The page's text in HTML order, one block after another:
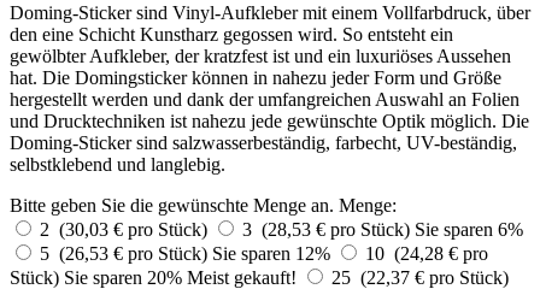
Doming-Sticker sind Vinyl-Aufkleber mit einem Vollfarbdruck, über
den eine Schicht Kunstharz gegossen wird. So entsteht ein
gewölbter Aufkleber, der kratzfest ist und ein luxuriöses Aussehen
hat. Die Domingsticker können in nahezu jeder Form und Größe
hergestellt werden und dank der umfangreichen Auswahl an Folien
und Drucktechniken ist nahezu jede gewünschte Optik möglich. Die
Doming-Sticker sind salzwasserbeständig, farbecht, UV-beständig,
selbstklebend und langlebig.
Bitte geben Sie die gewünschte Menge an. Menge:
2 (30,03 € pro Stück)
3 (28,53 € pro Stück) Sie sparen 6%
5 (26,53 € pro Stück) Sie sparen 12%
10 (24,28 € pro
Stück) Sie sparen 20% Meist gekauft!
25 (22,37 € pro Stück)